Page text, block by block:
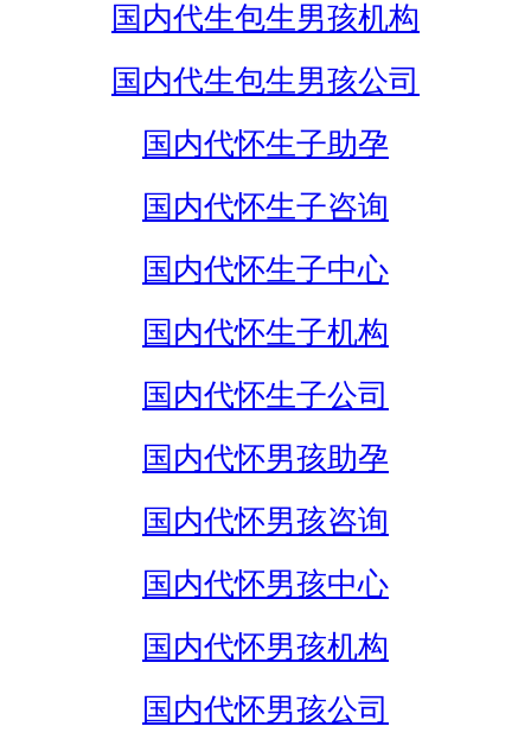
国内代生包生男孩机构
国内代生包生男孩公司
国内代怀生子助孕
国内代怀生子咨询
国内代怀生子中心
国内代怀生子机构
国内代怀生子公司
国内代怀男孩助孕
国内代怀男孩咨询
国内代怀男孩中心
国内代怀男孩机构
国内代怀男孩公司